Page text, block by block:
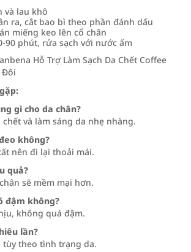
và lau khô
ra, cắt bao bì theo phần đánh dấu
miếng keo lên cổ chân
90 phút, rửa sạch với nước ấm
gì cho da chân?
chết và làm sáng da nhẹ nhàng.
không?
nên đi lại thoải mái.
quả?
sẽ mềm mại hơn.
đậm không?
không quá đậm.
lần?
theo tình trạng da.